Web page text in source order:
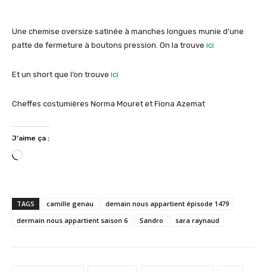
Une chemise oversize satinée à manches longues munie d’une
patte de fermeture à boutons pression. On la trouve ici
Et un short que l’on trouve ici
Cheffes costumières Norma Mouret et Fiona Azemat
J’aime ça :
C
r
g
e
TAGS camille genau
demain nous appartient épisode 1479
dermain nous appartient saison 6
Sandro sara raynaud